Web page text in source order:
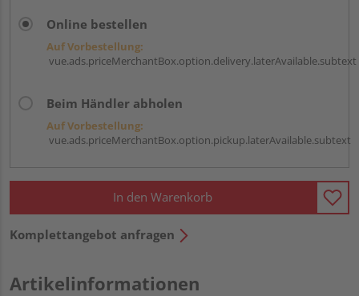
Online bestellen
Auf Vorbestellung:
vue.ads.priceMerchantBox.option.delivery.laterAvailable.subtext
Beim Händler abholen
Auf Vorbestellung:
vue.ads.priceMerchantBox.option.pickup.laterAvailable.subtext
In den Warenkorb
Komplettangebot anfragen
Artikelinformationen